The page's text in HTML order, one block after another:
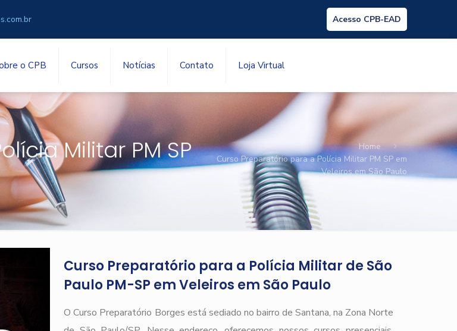
Acesso CPB-EAD
o CPB Cursos Notícias Contato Loja Virtual
Militar PM SP
Home
Curso Preparatório para a Polícia Militar PM SP em
Veleiros em São Paulo
Curso Preparatório para a Polícia Militar de São
Paulo PM-SP em Veleiros em São Paulo
O Curso Preparatório Borges está sediado no bairro de Santana, na Zona Norte